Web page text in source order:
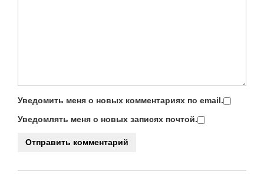
Уведомить меня о новых комментариях по email.
Уведомлять меня о новых записях почтой.